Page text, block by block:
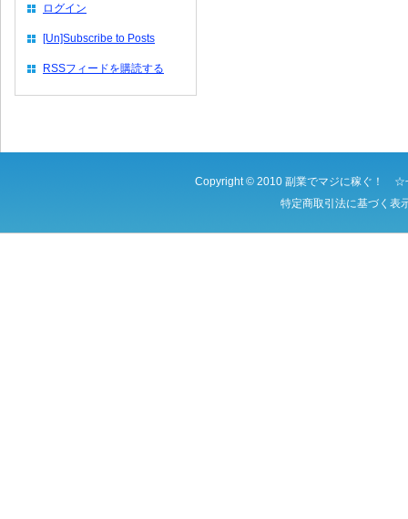
ログイン
[Un]Subscribe to Posts
RSSフィードを購読する
Copyright © 2010 副業でマジに稼ぐ！ ☆
特定商取引法に基づく表